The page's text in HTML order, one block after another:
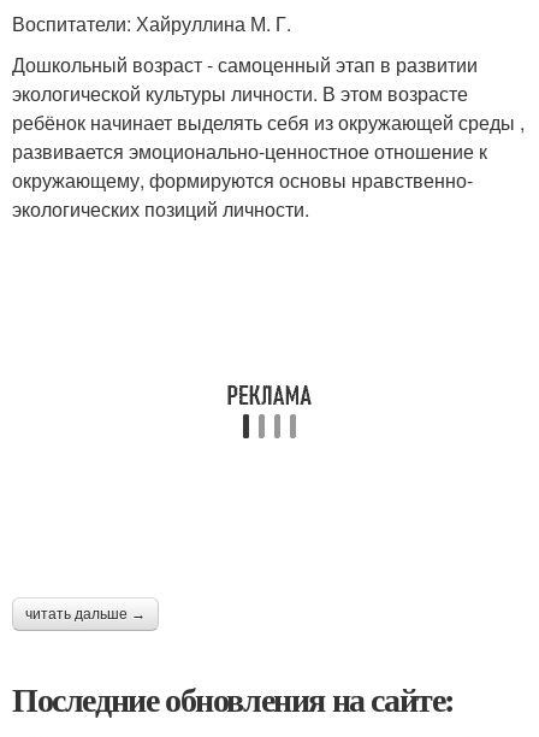
Воспитатели: Хайруллина М. Г.
Дошкольный возраст - самоценный этап в развитии
экологической культуры личности. В этом возрасте
ребёнок начинает выделять себя из окружающей среды ,
развивается эмоционально-ценностное отношение к
окружающему, формируются основы нравственно-
экологических позиций личности.
читать дальше →
Последние обновления на сайте: